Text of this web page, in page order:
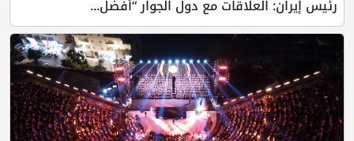
رئيس إيران: العلاقات مع دول الجوار “أفضل...